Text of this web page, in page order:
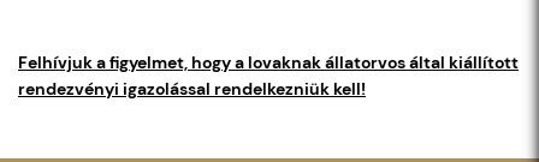
Felhívjuk a figyelmet, hogy a lovaknak állatorvos által kiállított
rendezvényi igazolással rendelkezniük kell!